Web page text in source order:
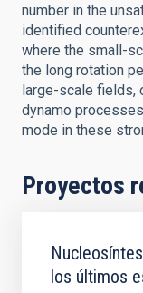
number in the
identified
where the small-
the long rotation
large-scale fields,
dynamo
mode in these
Proyectos
los últimos